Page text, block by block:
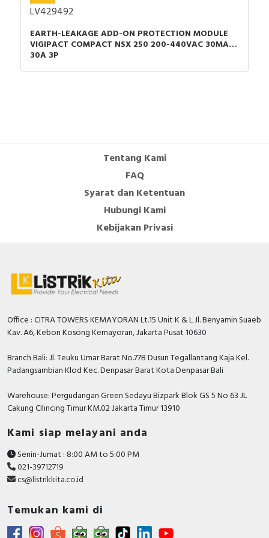
Complete device with
Type of control element Toggle
DIN rail (top hat rail)
2
contacts as change-over
2
With switched-off indicator
Rated voltage 440 Volt
Position of connection for
main current circuit
Front side
capacity lcu at 400 V, 50 Hz
25 kiloampere
Integrated earth fault
protection
Power loss
Degree of protection (IP) IP40
LV429492
EARTH-LEAKAGE ADD-ON PROTECTION MODULE
VIGIPACT COMPACT NSX 250 200-440VAC 30MA
30A 3P
Tentang Kami
FAQ
Syarat dan Ketentuan
Hubungi Kami
Kebijakan Privasi
Office : CITRA TOWERS KEMAYORAN Lt.15 Unit K & L Jl. Benyamin Suaeb
Kav. A6, Kebon Kosong Kemayoran, Jakarta Pusat 10630
Branch Bali: Jl. Teuku Umar Barat No.77B Dusun Tegallantang Kaja Kel.
Padangsambian Klod Kec. Denpasar Barat Kota Denpasar Bali
Warehouse: Pergudangan Green Sedayu Bizpark Blok GS 5 No 63 JL
Cakung CIlincing Timur KM.02 Jakarta Timur 13910
Kami siap melayani anda
Senin-Jumat : 8:00 AM to 5:00 PM
021-39712719
cs@listrikkita.co.id
Temukan kami di